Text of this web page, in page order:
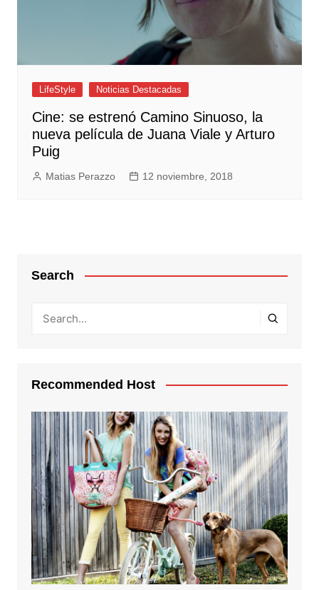
LifeStyle Noticias Destacadas
Cine: se estrenó Camino Sinuoso, la
nueva película de Juana Viale y Arturo
Puig
Matias Perazzo 12 noviembre, 2018
Search
Recommended Host